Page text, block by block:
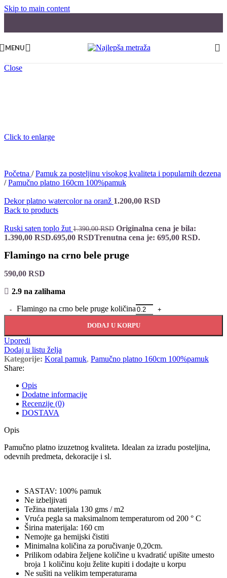
Skip to main content
MENU
Close
Click to enlarge
Početna / Pamuk za posteljinu visokog kvaliteta i popularnih dezena
/ Pamučno platno 160cm 100%pamuk
Dekor platno watercolor na oranž 1.200,00 RSD
Back to products
Ruski saten toplo žut 1.390,00RSD Originalna cena je bila:
1.390,00 RSD.695,00 RSDTrenutna cena je: 695,00 RSD.
Flamingo na crno bele pruge
590,00 RSD
2.9 na zalihama
Flamingo na crno bele pruge količina
DODAJ U KORPU
Uporedi
Dodaj u listu želja
Kategorije: Koral pamuk, Pamučno platno 160cm 100%pamuk
Share:
Opis
Dodatne informacije
Recenzije (0)
DOSTAVA
Opis
Pamučno platno izuzetnog kvaliteta. Idealan za izradu posteljina,
odevnih predmeta, dekoracije i sl.
SASTAV: 100% pamuk
Ne izbeljivati
Težina materijala 130 gms / m2
Vruća pegla sa maksimalnom temperaturom od 200 ° C
Širina materijala: 160 cm
Nemojte ga hemijski čistiti
Minimalna količina za poručivanje 0,20cm.
Prilikom odabira željene količine u kvadratić upišite umesto
broja 1 količinu koju želite kupiti i dodajte u korpu
Ne sušiti na velikim temperaturama